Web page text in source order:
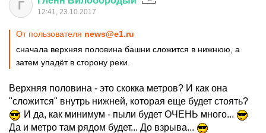
Г 12:41, 23.10.2017
От пользователя news@e1.ru
сначала верхняя половина башни сложится в нижнюю, а
затем упадёт в сторону реки.
Верхняя половина - это скокка метров? И как она
"сложится" внутрь нижней, которая еще будет стоять?
И да, как минимум - пыли будет ОЧЕНЬ много...
Да и метро там рядом будет... До взрыва...